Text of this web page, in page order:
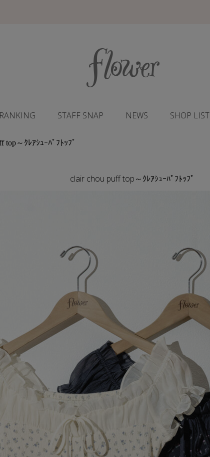
RANKING STAFF SNAP NEWS SHOP LIST
top～ｸﾚｱｼｭｰﾊﾟﾌﾄｯﾌﾟ
clair chou puff top～ｸﾚｱｼｭｰﾊﾟﾌﾄｯﾌﾟ